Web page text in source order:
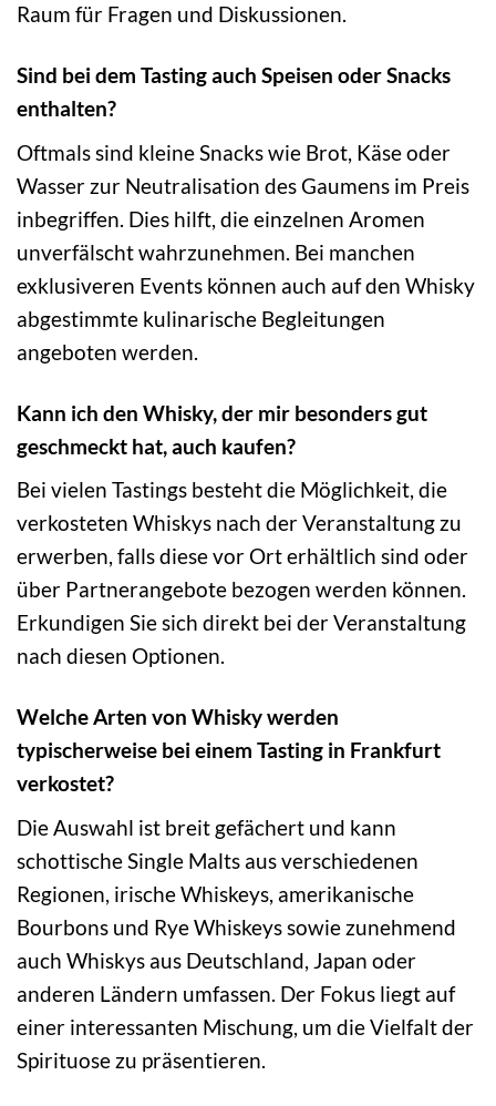
Raum für Fragen und Diskussionen.
Sind bei dem Tasting auch Speisen oder Snacks
enthalten?
Oftmals sind kleine Snacks wie Brot, Käse oder
Wasser zur Neutralisation des Gaumens im Preis
inbegriffen. Dies hilft, die einzelnen Aromen
unverfälscht wahrzunehmen. Bei manchen
exklusiveren Events können auch auf den Whisky
abgestimmte kulinarische Begleitungen
angeboten werden.
Kann ich den Whisky, der mir besonders gut
geschmeckt hat, auch kaufen?
Bei vielen Tastings besteht die Möglichkeit, die
verkosteten Whiskys nach der Veranstaltung zu
erwerben, falls diese vor Ort erhältlich sind oder
über Partnerangebote bezogen werden können.
Erkundigen Sie sich direkt bei der Veranstaltung
nach diesen Optionen.
Welche Arten von Whisky werden
typischerweise bei einem Tasting in Frankfurt
verkostet?
Die Auswahl ist breit gefächert und kann
schottische Single Malts aus verschiedenen
Regionen, irische Whiskeys, amerikanische
Bourbons und Rye Whiskeys sowie zunehmend
auch Whiskys aus Deutschland, Japan oder
anderen Ländern umfassen. Der Fokus liegt auf
einer interessanten Mischung, um die Vielfalt der
Spirituose zu präsentieren.